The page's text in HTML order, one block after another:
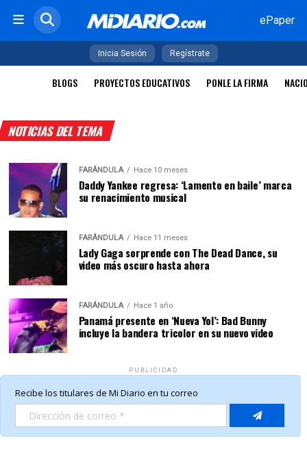
ePaper
Inicia Sesión Regístrate
BLOGS PROYECTOS EDUCATIVOS PONLE LA FIRMA
NOTICIAS DEL TEMA
FARÁNDULA Hace 10 meses
Daddy Yankee regresa: ‘Lamento en baile’ marca
su renacimiento musical
FARÁNDULA Hace 11 meses
Lady Gaga sorprende con The Dead Dance, su
video más oscuro hasta ahora
FARÁNDULA Hace 1 año
Panamá presente en ‘Nueva Yol’: Bad Bunny
incluye la bandera tricolor en su nuevo video
PUBLICIDAD